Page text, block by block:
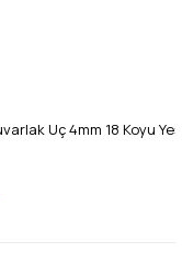
Uç 4mm 18 Koyu